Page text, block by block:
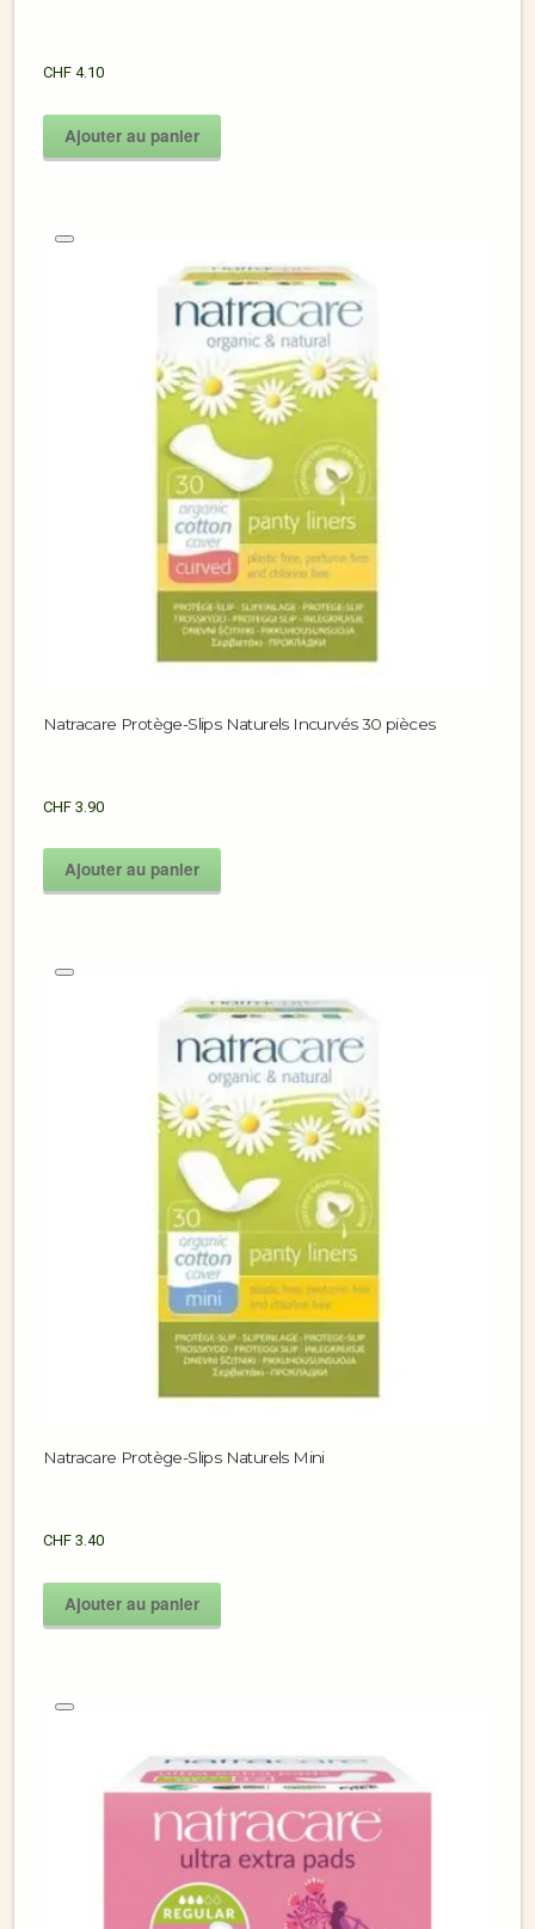
CHF 4.10
Ajouter au panier
Natracare Protège-Slips Naturels Incurvés 30 pièces
CHF 3.90
Ajouter au panier
Natracare Protège-Slips Naturels Mini
CHF 3.40
Ajouter au panier